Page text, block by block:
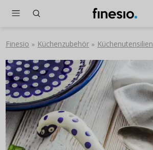
Finesio » Küchenzubehör » Küchenutensilien